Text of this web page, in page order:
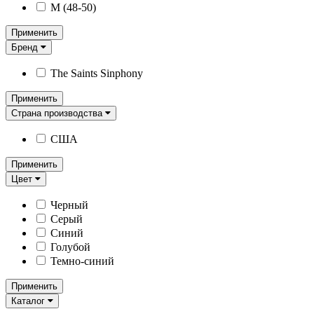
M (48-50)
Применить
Бренд
The Saints Sinphony
Применить
Страна производства
США
Применить
Цвет
Черный
Серый
Синий
Голубой
Темно-синий
Применить
Каталог